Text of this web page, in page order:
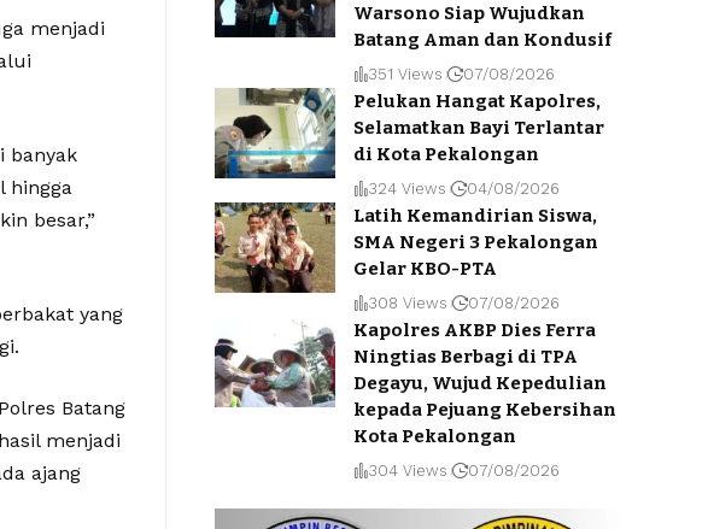
menjadi
banyak
hingga
besar,”
yang
Batang
menjadi
ajang
Warsono Siap Wujudkan
Batang Aman dan Kondusif
351 Views 07/08/2026
Pelukan Hangat Kapolres,
Selamatkan Bayi Terlantar
di Kota Pekalongan
324 Views 04/08/2026
Latih Kemandirian Siswa,
SMA Negeri 3 Pekalongan
Gelar KBO-PTA
308 Views 07/08/2026
Kapolres AKBP Dies Ferra
Ningtias Berbagi di TPA
Degayu, Wujud Kepedulian
kepada Pejuang Kebersihan
Kota Pekalongan
304 Views 07/08/2026